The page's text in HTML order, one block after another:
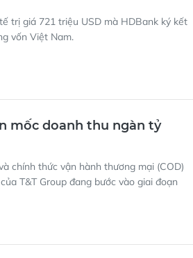
trị giá 721 triệu USD mà HDBank ký kết
vốn Việt Nam.
mốc doanh thu ngàn tỷ
chính thức vận hành thương mại (COD)
T&T Group đang bước vào giai đoạn